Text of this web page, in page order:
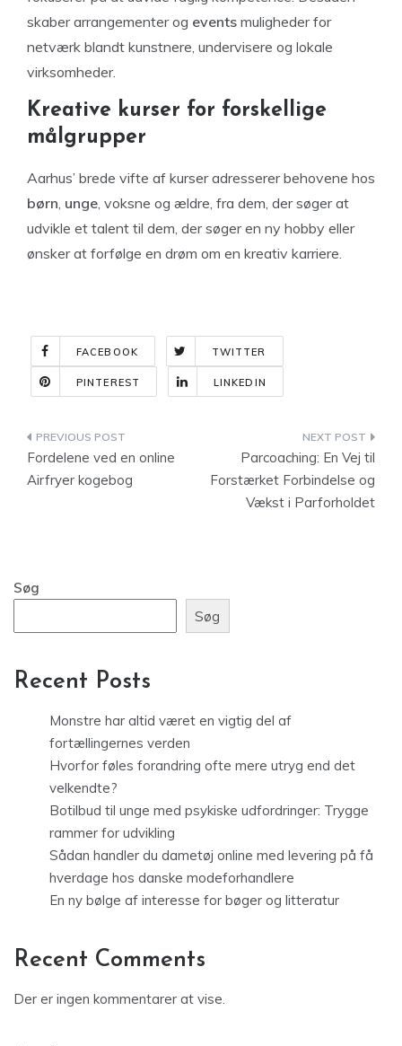
skaber arrangementer og events muligheder for
netværk blandt kunstnere, undervisere og lokale
virksomheder.
Kreative kurser for forskellige
målgrupper
Aarhus’ brede vifte af kurser adresserer behovene hos
børn, unge, voksne og ældre, fra dem, der søger at
udvikle et talent til dem, der søger en ny hobby eller
ønsker at forfølge en drøm om en kreativ karriere.
FACEBOOK TWITTER
PINTEREST LINKEDIN
Indlægsnavigation
Fordelene ved en online
Airfryer kogebog
Parcoaching: En Vej til
Forstærket Forbindelse og
Vækst i Parforholdet
Søg
Søg
Recent Posts
Monstre har altid været en vigtig del af
fortællingernes verden
Hvorfor føles forandring ofte mere utryg end det
velkendte?
Botilbud til unge med psykiske udfordringer: Trygge
rammer for udvikling
Sådan handler du dametøj online med levering på få
hverdage hos danske modeforhandlere
En ny bølge af interesse for bøger og litteratur
Recent Comments
Der er ingen kommentarer at vise.